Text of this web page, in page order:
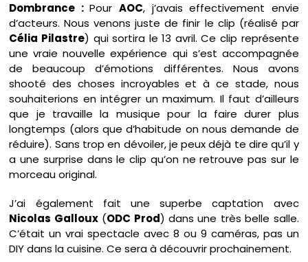
Dombrance :PourAOC, j’avais effectivement envie
d’acteurs. Nous venons juste de finir le clip (réalisé par
Célia Pilastre) qui sortira le 13 avril. Ce clip représente
une vraie nouvelle expérience qui s’est accompagnée
de beaucoup d’émotions différentes. Nous avons
shooté des choses incroyables et à ce stade, nous
souhaiterions en intégrer un maximum. Il faut d’ailleurs
que je travaille la musique pour la faire durer plus
longtemps (alors que d’habitude on nous demande de
réduire). Sans trop en dévoiler, je peux déjà te dire qu’il y
a une surprise dans le clip qu’on ne retrouve pas sur le
morceau original.
J’ai également fait une superbe captation avec
Nicolas Galloux(ODC Prod) dans une très belle salle.
C’était un vrai spectacle avec 8 ou 9 caméras, pas un
DIY dans la cuisine. Ce sera à découvrir prochainement.